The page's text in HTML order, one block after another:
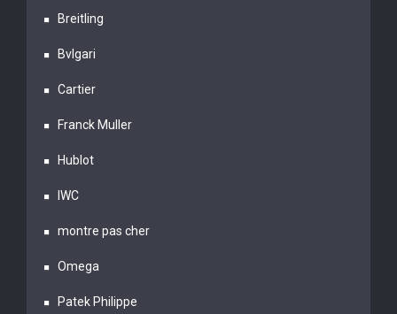
Breitling
Bvlgari
Cartier
Franck Muller
Hublot
IWC
montre pas cher
Omega
Patek Philippe